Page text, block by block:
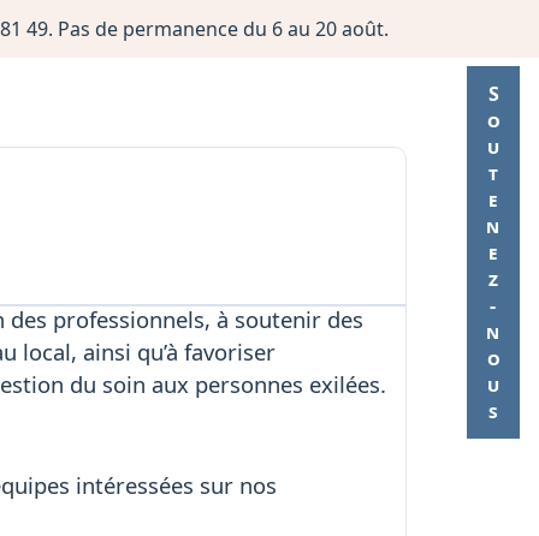
49. Pas de permanence du 6 au 20 août.
Soutenez-nous
professionnels, à soutenir des
local, ainsi qu’à favoriser
du soin aux personnes exilées.
intéressées sur nos